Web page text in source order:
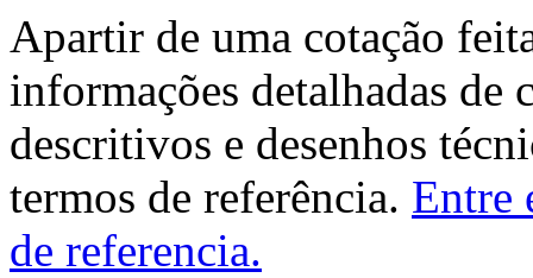
Apartir de uma cotação
informações detalhadas de
descritivos e desenhos
termos de referência. Entre
de referencia.